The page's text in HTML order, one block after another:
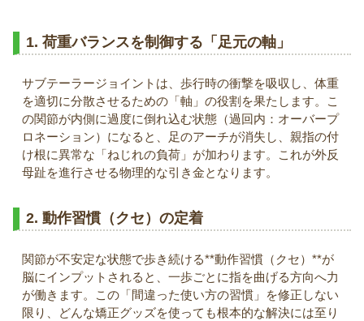
1. 荷重バランスを制御する「足元の軸」
サブテーラージョイントは、歩行時の衝撃を吸収し、体重
を適切に分散させるための「軸」の役割を果たします。こ
の関節が内側に過度に倒れ込む状態（過回内：オーバープ
ロネーション）になると、足のアーチが消失し、親指の付
け根に異常な「ねじれの負荷」が加わります。これが外反
母趾を進行させる物理的な引き金となります。
2. 動作習慣（クセ）の定着
関節が不安定な状態で歩き続ける**動作習慣（クセ）**が
脳にインプットされると、一歩ごとに指を曲げる方向へ力
が働きます。この「間違った使い方の習慣」を修正しない
限り、どんな矯正グッズを使っても根本的な解決には至り